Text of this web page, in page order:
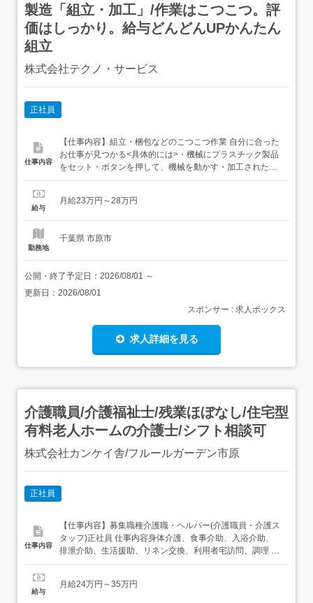
製造「組立・加工」/作業はこつこつ。評
価はしっかり。給与どんどんUPかんたん
組立
株式会社テクノ・サービス
正社員
仕事内容
【仕事内容】組立・梱包などのこつこつ作業 自分に合った
お仕事が見つかる<具体的には>・機械にプラスチック製品
をセット・ボタンを押して、機械を動かす・加工された製
品を、丁寧に箱にしまうなど、シンプルなものがたくさ
し、ぴったりなお仕事を一緒に見つけます! 未経験の方が活
給与
月給23万円～28万円
勤務地
千葉県 市原市
公開・終了予定日： 2026/08/01 ～
更新日： 2026/08/01
スポンサー : 求人ボックス
求人詳細を見る
介護職員/介護福祉士/残業ほぼなし/住宅型
有料老人ホームの介護士/シフト相談可
株式会社カンケイ舎/フルールガーデン市原
正社員
仕事内容
【仕事内容】募集職種介護職・ヘルパー(介護職員・介護ス
タッフ)正社員 仕事内容身体介護、食事介助、入浴介助、
排泄介助、生活援助、リネン交換、利用者宅訪問、調理 給
与・手当<給与>月給240,000〜350,000円<基本給
通費支給月額:20,000円介護職員手当:9,500円資格手
給与
月給24万円～35万円